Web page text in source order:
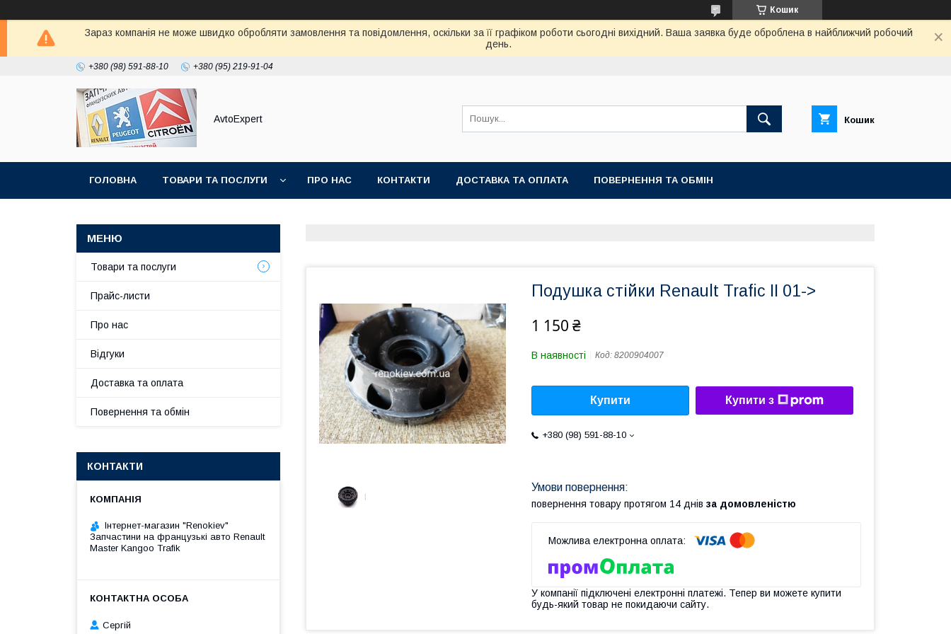
Кошик
Зараз компанія не може швидко обробляти замовлення та повідомлення, оскільки за її графіком роботи сьогодні вихідний. Ваша заявка буде оброблена в найближчий робочий
день.
+380 (98) 591-88-10 +380 (95) 219-91-04
AvtoExpert Кошик
ГОЛОВНА ТОВАРИ ТА ПОСЛУГИ ПРО НАС КОНТАКТИ ДОСТАВКА ТА ОПЛАТА ПОВЕРНЕННЯ ТА ОБМІН
Подушка стійки Renault Trafic II 01->
1 150 ₴
В наявності Код: 8200904007
Купити Купити з
+380 (98) 591-88-10
повернення товару протягом 14 днів за домовленістю
У компанії підключені електронні платежі. Тепер ви можете купити
будь-який товар не покидаючи сайту.
Товари та послуги
Прайс-листи
Про нас
Відгуки
Доставка та оплата
Повернення та обмін
КОНТАКТИ
Інтернет-магазин "Renokiev"
Запчастини на французькі авто Renault
Master Kangoo Trafik
Сергій